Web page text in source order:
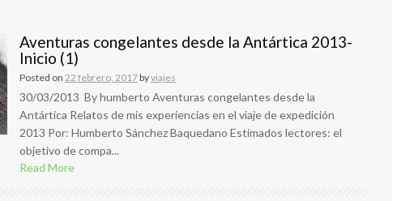
Aventuras congelantes desde la Antártica 2013-
Inicio (1)
Posted on 22 febrero, 2017byviajes
30/03/2013 By humberto Aventuras congelantes desde la
Antártica Relatos de mis experiencias en el viaje de expedición
2013 Por: Humberto Sánchez Baquedano Estimados lectores: el
objetivo de compa...
Read More